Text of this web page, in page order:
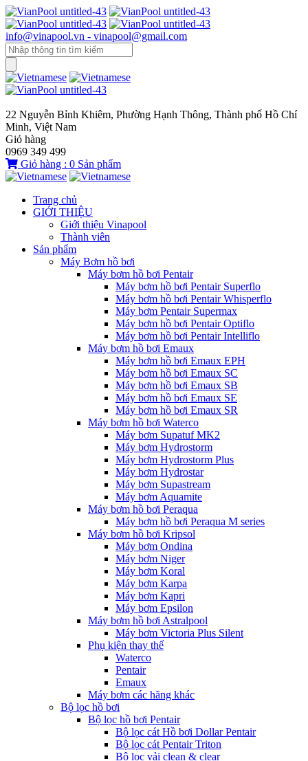
info@vinapool.vn - vinapool@gmail.com
22 Nguyễn Bỉnh Khiêm, Phường Hạnh Thông, Thành phố Hồ Chí
Minh, Việt Nam
Giỏ hàng
0969 349 499
Giỏ hàng : 0 Sản phẩm
Trang chủ
GIỚI THIỆU
Giới thiệu Vinapool
Thành viên
Sản phẩm
Máy Bơm hồ bơi
Máy bơm hồ bơi Pentair
Máy bơm hồ bơi Pentair Superflo
Máy bơm hồ bơi Pentair Whisperflo
Máy bơm Pentair Supermax
Máy bơm hồ bơi Pentair Optiflo
Máy bơm hồ bơi Pentair Intelliflo
Máy bơm hồ bơi Emaux
Máy bơm hồ bơi Emaux EPH
Máy bơm hồ bơi Emaux SC
Máy bơm hồ bơi Emaux SB
Máy bơm hồ bơi Emaux SE
Máy bơm hồ bơi Emaux SR
Máy bơm hồ bơi Waterco
Máy bơm Supatuf MK2
Máy bơm Hydrostorm
Máy bơm Hydrostorm Plus
Máy bơm Hydrostar
Máy bơm Supastream
Máy bơm Aquamite
Máy bơm hồ bơi Peraqua
Máy bơm hồ bơi Peraqua M series
Máy bơm hồ bơi Kripsol
Máy bơm Ondina
Máy bơm Niger
Máy bơm Koral
Máy bơm Karpa
Máy bơm Kapri
Máy bơm Epsilon
Máy bơm hồ bơi Astralpool
Máy bơm Victoria Plus Silent
Phụ kiện thay thế
Waterco
Pentair
Emaux
Máy bơm các hãng khác
Bộ lọc hồ bơi
Bộ lọc hồ bơi Pentair
Bộ lọc cát Hồ bơi Dollar Pentair
Bộ lọc cát Pentair Triton
Bộ lọc vải clean & clear